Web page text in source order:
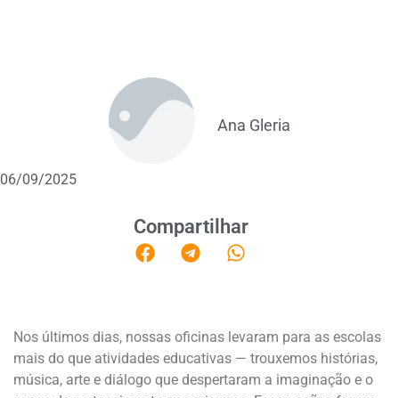
Ana Gleria
06/09/2025
Compartilhar
Nos últimos dias, nossas oficinas levaram para as escolas
mais do que atividades educativas — trouxemos histórias,
música, arte e diálogo que despertaram a imaginação e o